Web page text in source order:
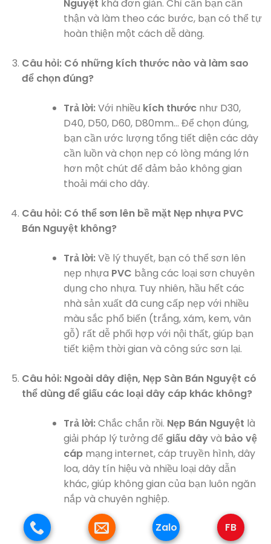
Nguyệt khá đơn giản. Chỉ cần bạn cẩn
thận và làm theo các bước, bạn có thể tự
hoàn thiện một cách dễ dàng.
Câu hỏi: Có những kích thước nào và làm sao
để chọn đúng?
Trả lời:Với nhiều kích thướcnhư D30,
D40, D50, D60, D80mm… Để chọn đúng,
bạn cần ước lượng tổng tiết diện các dây
cần luồn và chọn nẹp có lòng máng lớn
hơn một chút để đảm bảo không gian
thoải mái cho dây.
Câu hỏi: Có thể sơn lên bề mặt Nẹp nhựa PVC
Bán Nguyệt không?
Trả lời:Về lý thuyết, bạn có thể sơn lên
nẹp nhựa PVC bằng các loại sơn chuyên
dụng cho nhựa. Tuy nhiên, hầu hết các
nhà sản xuất đã cung cấp nẹp với nhiều
màu sắc phổ biến (trắng, xám, kem, vân
gỗ) rất dễ phối hợp với nội thất, giúp bạn
tiết kiệm thời gian và công sức sơn lại.
Câu hỏi: Ngoài dây điện, Nẹp Sàn Bán Nguyệt có
thể dùng để giấu các loại dây cáp khác không?
Trả lời:Chắc chắn rồi. Nẹp Bán Nguyệt là
giải pháp lý tưởng để giấu dâyvà bảo vệ
cápmạng internet, cáp truyền hình, dây
loa, dây tín hiệu và nhiều loại dây dẫn
khác, giúp không gian của bạn luôn ngăn
nắp và chuyên nghiệp.
Đừng để những búidây điện
lộn xộn làm phiền lòng
Zalo FB